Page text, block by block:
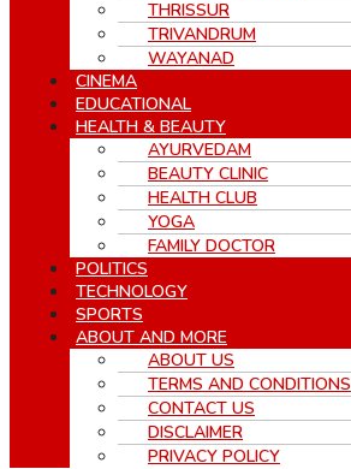
THRISSUR
TRIVANDRUM
WAYANAD
CINEMA
EDUCATIONAL
HEALTH & BEAUTY
AYURVEDAM
BEAUTY CLINIC
HEALTH CLUB
YOGA
FAMILY DOCTOR
POLITICS
TECHNOLOGY
SPORTS
ABOUT AND MORE
ABOUT US
TERMS AND CONDITIONS
CONTACT US
DISCLAIMER
PRIVACY POLICY